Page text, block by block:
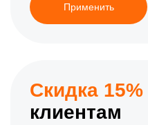
Применить
Скидка 15%
клиентам